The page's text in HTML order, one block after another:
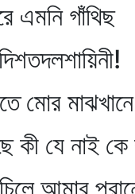
এমনি গাঁথিছ
মোর
কী যে নাই কে